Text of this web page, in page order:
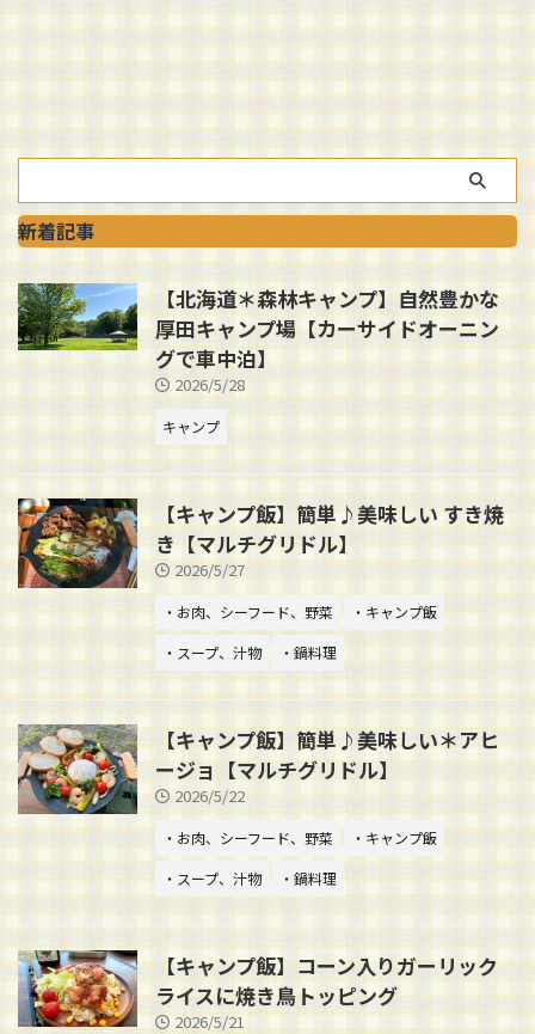
新着記事
【北海道＊森林キャンプ】自然豊かな
厚田キャンプ場【カーサイドオーニン
グで車中泊】
2026/5/28
キャンプ
【キャンプ飯】簡単♪美味しい すき焼
き【マルチグリドル】
2026/5/27
・お肉、シーフード、野菜
・キャンプ飯
・スープ、汁物
・鍋料理
【キャンプ飯】簡単♪美味しい＊アヒ
ージョ【マルチグリドル】
2026/5/22
・お肉、シーフード、野菜
・キャンプ飯
・スープ、汁物
・鍋料理
【キャンプ飯】コーン入りガーリック
ライスに焼き鳥トッピング
2026/5/21